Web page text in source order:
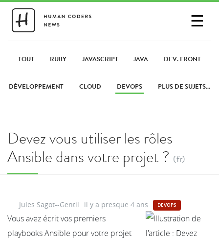
☰
PARTAGER UN LIEN
TOUT RUBY JAVASCRIPT JAVA DEV. FRONT
DÉVELOPPEMENT CLOUD DEVOPS PLUS DE SUJETS...
Devez vous utiliser les rôles
Ansible dans votre projet ? (fr)
Jules Sagot--Gentil il y a presque 4 ans DEVOPS
Vous avez écrit vos premiers
playbooks Ansible pour votre projet